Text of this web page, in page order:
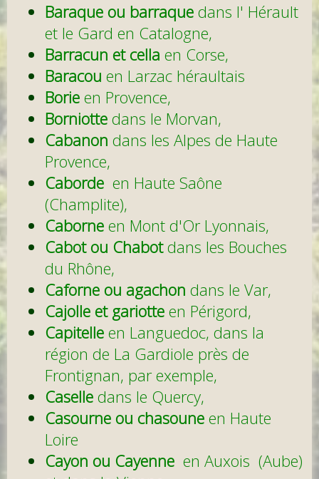
Baraque ou barraque dans l' Hérault
et le Gard en Catalogne,
Barracun et cella en Corse,
Baracou en Larzac héraultais
Borie en Provence,
Borniotte dans le Morvan,
Cabanon dans les Alpes de Haute
Provence,
Caborde en Haute Saône
(Champlite),
Caborne en Mont d'Or Lyonnais,
Cabot ou Chabotdans les Bouches
du Rhône,
Caforne ou agachon dans le Var,
Cajolle et gariotte en Périgord,
Capitelle en Languedoc, dans la
région de La Gardiole près de
Frontignan, par exemple,
Caselle dans le Quercy,
Casourne ou chasoune en Haute
Loire
Cayon ou Cayenne en Auxois (Aube)